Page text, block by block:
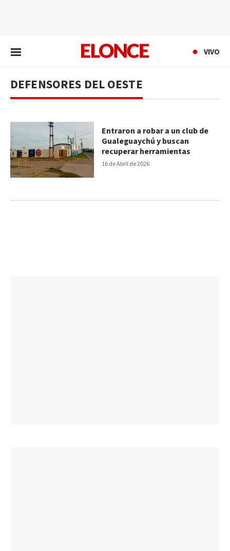
VIVO
DEFENSORES DEL OESTE
16 de Abril de 2026
Entraron a robar a un club de
Gualeguaychú y buscan
recuperar herramientas